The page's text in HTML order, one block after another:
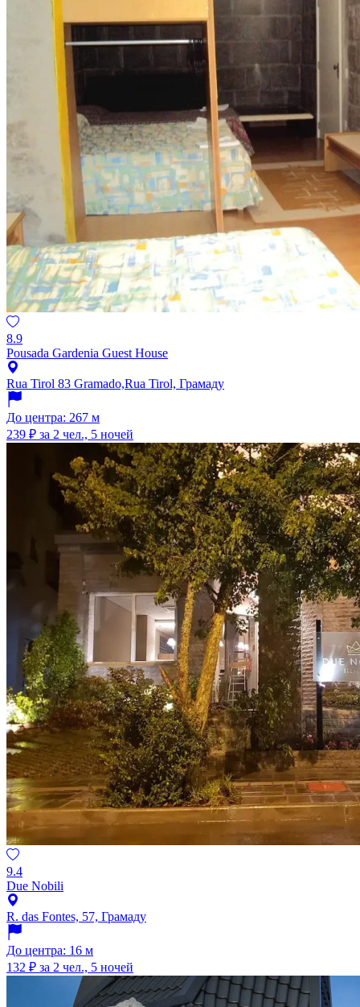
8.9
Pousada Gardenia Guest House
Rua Tirol 83 Gramado,Rua Tirol, Грамаду
До центра: 267 м
239 ₽ за 2 чел., 5 ночей
9.4
Due Nobili
R. das Fontes, 57, Грамаду
До центра: 16 м
132 ₽ за 2 чел., 5 ночей